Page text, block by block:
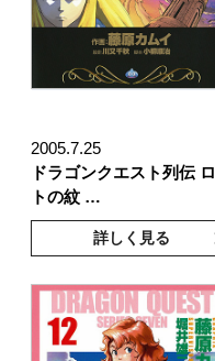
2005.7.25
ドラゴンクエスト列伝 ロ
トの紋 …
詳しく見る